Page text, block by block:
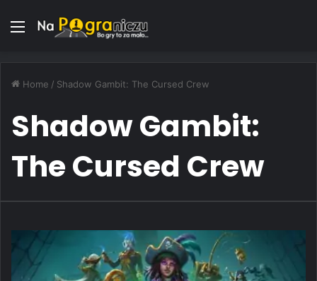
Menu
Home / Shadow Gambit: The Cursed Crew
Shadow Gambit:
The Cursed Crew